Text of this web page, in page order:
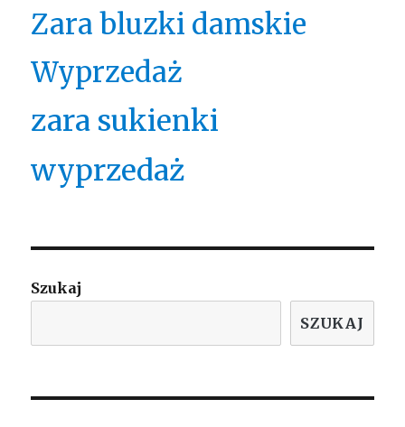
Zara bluzki damskie
Wyprzedaż
zara sukienki
wyprzedaż
Szukaj
SZUKAJ